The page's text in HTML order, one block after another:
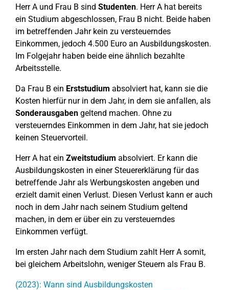
Herr A und Frau B sind Studenten. Herr A hat bereits
ein Studium abgeschlossen, Frau B nicht. Beide haben
im betreffenden Jahr kein zu versteuerndes
Einkommen, jedoch 4.500 Euro an Ausbildungskosten.
Im Folgejahr haben beide eine ähnlich bezahlte
Arbeitsstelle.
Da Frau B ein Erststudium absolviert hat, kann sie die
Kosten hierfür nur in dem Jahr, in dem sie anfallen, als
Sonderausgaben geltend machen. Ohne zu
versteuerndes Einkommen in dem Jahr, hat sie jedoch
keinen Steuervorteil.
Herr A hat ein Zweitstudium absolviert. Er kann die
Ausbildungskosten in einer Steuererklärung für das
betreffende Jahr als Werbungskosten angeben und
erzielt damit einen Verlust. Diesen Verlust kann er auch
noch in dem Jahr nach seinem Studium geltend
machen, in dem er über ein zu versteuerndes
Einkommen verfügt.
Im ersten Jahr nach dem Studium zahlt Herr A somit,
bei gleichem Arbeitslohn, weniger Steuern als Frau B.
(2023): Wann sind Ausbildungskosten